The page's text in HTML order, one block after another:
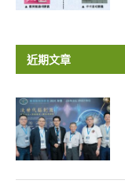
近期文章